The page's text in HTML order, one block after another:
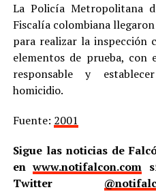
La Policía Metropolitana
Fiscalía colombiana
para realizar la inspección
elementos de prueba,
responsable y
homicidio.
Fuente: 2001
Sigue las noticias de
enwww.notifalcon.com
Twitter